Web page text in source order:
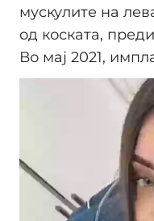
мускулите на
од коската,
Во мај 2021,